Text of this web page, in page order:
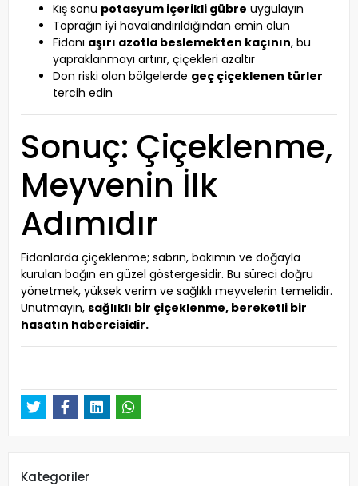
Kış sonu potasyum içerikli gübre uygulayın
Toprağın iyi havalandırıldığından emin olun
Fidanı aşırı azotla beslemekten kaçının, bu
yapraklanmayı artırır, çiçekleri azaltır
Don riski olan bölgelerde geç çiçeklenen türler
tercih edin
Sonuç: Çiçeklenme,
Meyvenin İlk
Adımıdır
Fidanlarda çiçeklenme; sabrın, bakımın ve doğayla
kurulan bağın en güzel göstergesidir. Bu süreci doğru
yönetmek, yüksek verim ve sağlıklı meyvelerin temelidir.
Unutmayın, sağlıklı bir çiçeklenme, bereketli bir
hasatın habercisidir.
Kategoriler